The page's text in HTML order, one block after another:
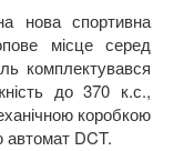
нова спортивна
місце серед
комплектувався
до 370 к.с.,
коробкою
автомат DCT.